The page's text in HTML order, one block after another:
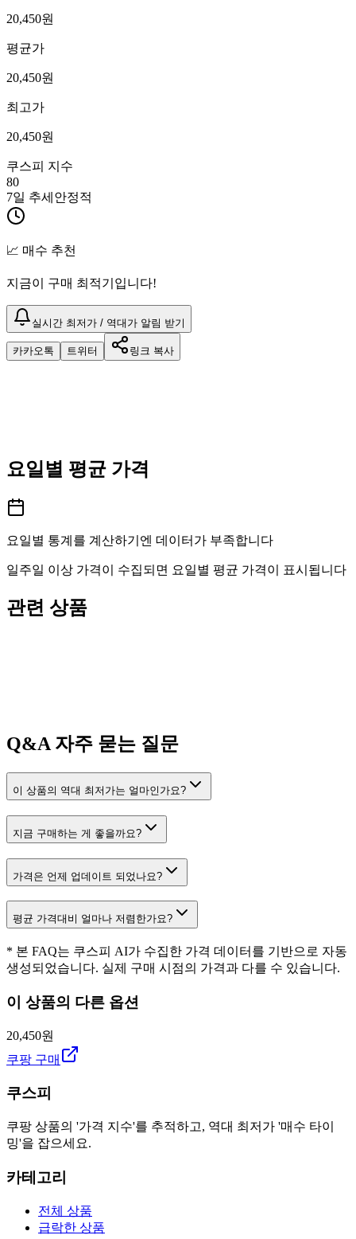
20,450원
평균가
20,450원
최고가
20,450원
쿠스피 지수
80
7일 추세 안정적
📈 매수 추천
지금이 구매 최적기입니다!
실시간 최저가 / 역대가 알림 받기
카카오톡 트위터 링크 복사
요일별 평균 가격
요일별 통계를 계산하기엔 데이터가 부족합니다
일주일 이상 가격이 수집되면 요일별 평균 가격이 표시됩니다
관련 상품
Q&A자주 묻는 질문
이 상품의 역대 최저가는 얼마인가요?
지금 구매하는 게 좋을까요?
가격은 언제 업데이트 되었나요?
평균 가격대비 얼마나 저렴한가요?
* 본 FAQ는 쿠스피 AI가 수집한 가격 데이터를 기반으로 자동
생성되었습니다. 실제 구매 시점의 가격과 다를 수 있습니다.
이 상품의 다른 옵션
20,450원
쿠팡 구매
쿠스피
쿠팡 상품의 '가격 지수'를 추적하고, 역대 최저가 '매수 타이
밍'을 잡으세요.
카테고리
전체 상품
급락한 상품